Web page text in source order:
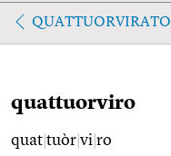
QUATTUORVIRATO
quattuorviro
quat tuòr vi ro